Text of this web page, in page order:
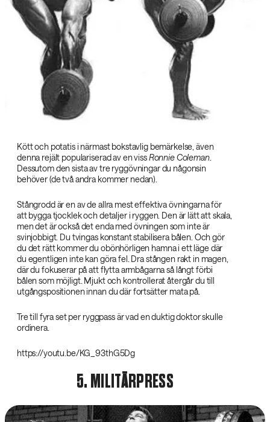
Kött och potatis i närmast bokstavlig bemärkelse, även
denna rejält populariserad av en vissRonnie Coleman‌.
Dessutom den sista av tre ryggövningar du någonsin
behöver (de två andra kommer nedan).
Stångrodd är en av de allra mest effektiva övningarna för
att bygga tjocklek och detaljer i ryggen. Den är lätt att skala,
men det är också det enda med övningen som inte är
svinjobbigt. Du tvingas konstant stabilisera bålen. Och gör
du det rätt kommer du obönhörligen hamna i ett läge där
du egentligen inte kan göra fel. Dra stången rakt in magen,
där du fokuserar på att flytta armbågarna så långt förbi
bålen som möjligt. Mjukt och kontrollerat återgår du till
utgångspositionen innan du där fortsätter mata på.
Tre till fyra set per ryggpass är vad en duktig doktor skulle
ordinera.
https://youtu.be/KG_93thG5Dg
5. MILITÄRPRESS